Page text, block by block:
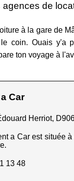
agences de
à la gare de
coin. Ouais y'a
ton voyage à
Car
Herriot,
a Car est située
13 48